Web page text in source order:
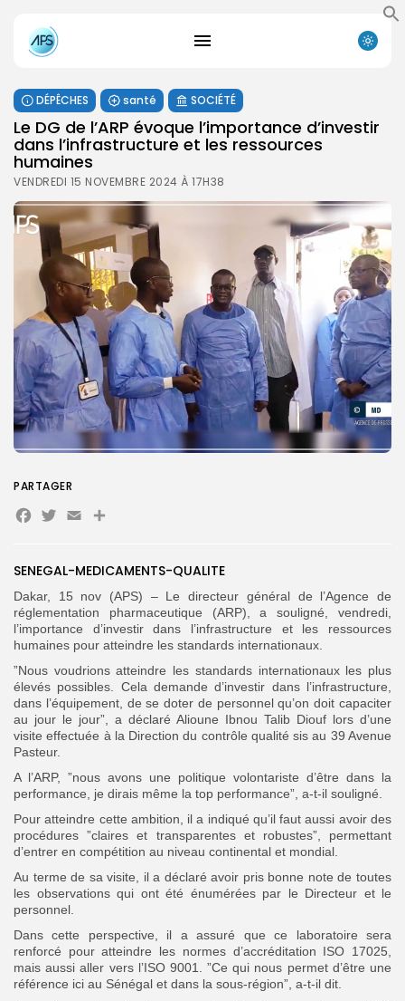
for:
FR
DÉPÊCHES santé SOCIÉTÉ
Le DG de l’ARP évoque l’importance d’investir
dans l’infrastructure et les ressources
humaines
VENDREDI 15 NOVEMBRE 2024 À 17H38
SENEGAL-MEDICAMENTS-QUALITE
Dakar, 15 nov (APS) – Le directeur général de l’Agence de
réglementation pharmaceutique (ARP), a souligné, vendredi,
l’importance d’investir dans l’infrastructure et les ressources
humaines pour atteindre les standards internationaux.
”Nous voudrions atteindre les standards internationaux les plus
élevés possibles. Cela demande d’investir dans l’infrastructure,
dans l’équipement, de se doter de personnel qu’on doit capaciter
au jour le jour”, a déclaré Alioune Ibnou Talib Diouf lors d’une
visite effectuée à la Direction du contrôle qualité sis au 39 Avenue
Pasteur.
A l’ARP, ”nous avons une politique volontariste d’être dans la
performance, je dirais même la top performance”, a-t-il souligné.
Pour atteindre cette ambition, il a indiqué qu’il faut aussi avoir des
procédures ”claires et transparentes et robustes”, permettant
d’entrer en compétition au niveau continental et mondial.
Au terme de sa visite, il a déclaré avoir pris bonne note de toutes
les observations qui ont été énumérées par le Directeur et le
personnel.
Dans cette perspective, il a assuré que ce laboratoire sera
renforcé pour atteindre les normes d’accréditation ISO 17025,
mais aussi aller vers l’ISO 9001. ”Ce qui nous permet d’être une
référence ici au Sénégal et dans la sous-région”, a-t-il dit.
PARTAGER
Facebook
Twitter
EmailPartager